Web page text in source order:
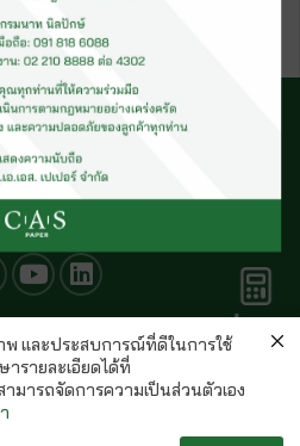
All rights Reserved
ของ (C.A.S. Privacy Policy)
คำนวณ
กระดาษ
พ และประสบการณ์ที่ดีในการใช้
รายละเอียดได้ที่
ามารถจัดการความเป็นส่วนตัวเอง